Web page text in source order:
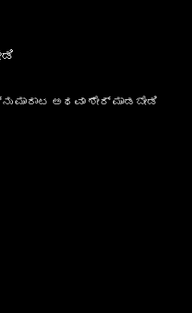
ಅಥವಾ ಶೇರ್‌ ಮಾಡಬೇಡಿ